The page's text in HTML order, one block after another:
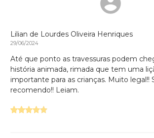
Lilian de Lourdes Oliveira Henriques
29/06/2024
Até que ponto as travessuras podem
história animada, rimada que tem uma
importante para as crianças. Muito legal!!
recomendo!! Leiam.